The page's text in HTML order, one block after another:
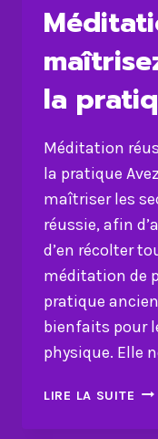
la
Méditation
la pratique
maîtriser les
réussie, afin
d’en récolter
méditation de
pratique
bienfaits pour
physique. Elle
LIRE LA SUITE